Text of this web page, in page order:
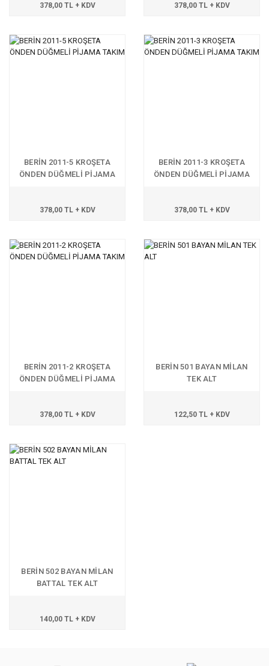
378,00 TL + KDV 378,00 TL + KDV
BERİN 2011-5 KROŞETA
ÖNDEN DÜĞMELİ PİJAMA
378,00 TL + KDV
BERİN 2011-3 KROŞETA
ÖNDEN DÜĞMELİ PİJAMA
378,00 TL + KDV
BERİN 2011-2 KROŞETA
ÖNDEN DÜĞMELİ PİJAMA
378,00 TL + KDV
BERİN 501 BAYAN MİLAN
TEK ALT
122,50 TL + KDV
BERİN 502 BAYAN MİLAN
BATTAL TEK ALT
140,00 TL + KDV